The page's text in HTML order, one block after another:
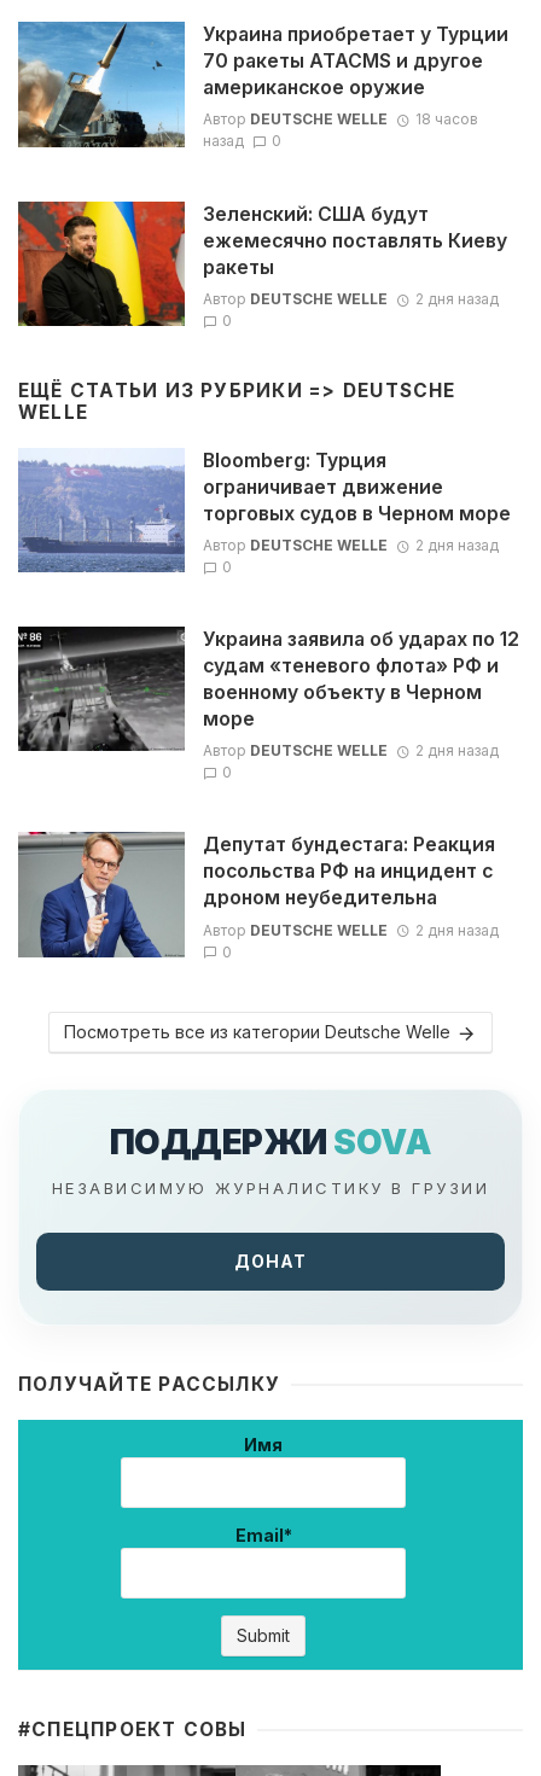
Украина приобретает у Турции
70 ракеты ATACMS и другое
американское оружие
Автор DEUTSCHE WELLE
18 часов
назад
0
Зеленский: США будут
ежемесячно поставлять Киеву
ракеты
Автор DEUTSCHE WELLE
2 дня назад
0
ЕЩЁ СТАТЬИ ИЗ РУБРИКИ => DEUTSCHE
WELLE
Bloomberg: Турция
ограничивает движение
торговых судов в Черном море
Автор DEUTSCHE WELLE
2 дня назад
0
Украина заявила об ударах по 12
судам «теневого флота» РФ и
военному объекту в Черном
море
Автор DEUTSCHE WELLE
2 дня назад
0
Депутат бундестага: Реакция
посольства РФ на инцидент с
дроном неубедительна
Автор DEUTSCHE WELLE
2 дня назад
0
Посмотреть все из категории Deutsche Welle
ПОДДЕРЖИ SOVA
НЕЗАВИСИМУЮ ЖУРНАЛИСТИКУ В ГРУЗИИ
ДОНАТ
ПОЛУЧАЙТЕ РАССЫЛКУ
Имя
Email*
#CПЕЦПРОЕКТ СОВЫ